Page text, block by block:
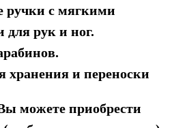
ручки с мягкими
для рук и ног.
хранения и переноски
можете приобрести